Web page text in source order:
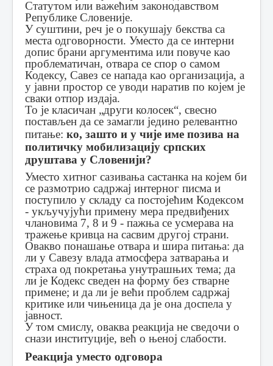
Статутом или важећим законодавством
Републике Словеније.
У суштини, реч је о покушају бекства са
места одговорности. Уместо да се интерни
допис брани аргументима или повуче као
проблематичан, отвара се спор о самом
Кодексу, Савез се напада као организација, а
у јавни простор се уводи наратив по којем је
сваки отпор издаја.
То је класичан „други колосек“, свесно
постављен да се замагли једино релевантно
питање: ко, зашто и у чије име позива на
политичку мобилизацију српских
друштава у Словенији?
Уместо хитног сазивања састанка на којем би
се размотрио садржај интерног писма и
поступило у складу са постојећим Кодексом
- укључујући примену мера предвиђених
члановима 7, 8 и 9 - пажња се усмерава на
тражење кривца на сасвим другој страни.
Овакво понашање отвара и шира питања: да
ли у Савезу влада атмосфера затварања и
страха од покретања унутрашњих тема; да
ли је Кодекс сведен на форму без стварне
примене; и да ли је већи проблем садржај
критике или чињеница да је она доспела у
јавност.
У том смислу, оваква реакција не сведочи о
снази институције, већ о њеној слабости.
Реакција уместо одговора